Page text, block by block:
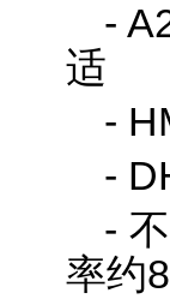
-
适
-
-
-
率约